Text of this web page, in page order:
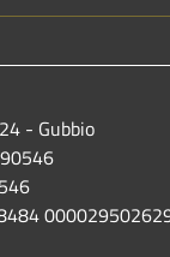
- Gubbio